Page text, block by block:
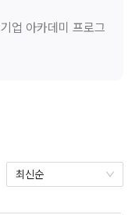
업 아카데미 프로그
최신순